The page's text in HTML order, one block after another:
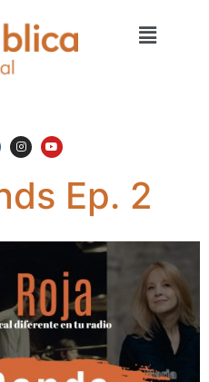
Ep. 2